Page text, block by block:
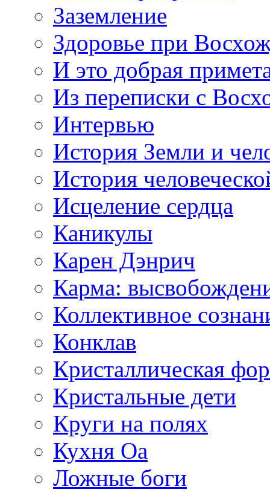
Заземление
Здоровье при
И это добрая
Из переписки с
Интервью
История Земли и
История
Исцеление сердца
Каникулы
Карен Дэнрич
Карма:
Коллективное
Конклав
Кристаллическая
Кристальные дети
Круги на полях
Кухня Оа
Ложные боги